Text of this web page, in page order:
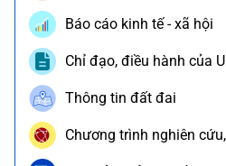
Báo cáo kinh tế - xã hội
Chỉ đạo, điều hành của
Thông tin đất đai
Chương trình nghiên